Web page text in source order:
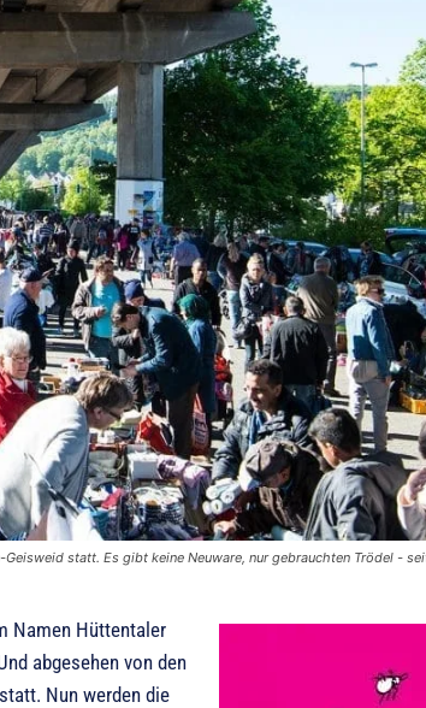
statt. Es gibt keine Neuware, nur gebrauchten Trödel -
Namen Hüttentaler
abgesehen von den
Nun werden die